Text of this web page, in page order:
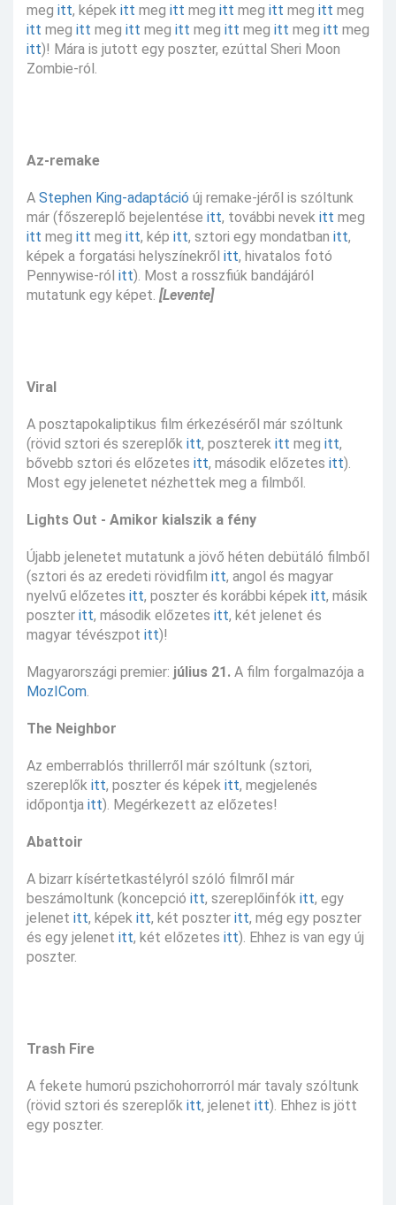
meg itt, képek itt meg itt meg itt meg itt meg itt meg
itt meg itt meg itt meg itt meg itt meg itt meg itt meg
itt)! Mára is jutott egy poszter, ezúttal Sheri Moon
Zombie-ról.
Az-remake
A Stephen King-adaptáció új remake-jéről is szóltunk
már (főszereplő bejelentése itt, további nevek itt meg
itt meg itt meg itt, kép itt, sztori egy mondatban itt,
képek a forgatási helyszínekről itt, hivatalos fotó
Pennywise-ról itt). Most a rosszfiúk bandájáról
mutatunk egy képet. [Levente]
Viral
A posztapokaliptikus film érkezéséről már szóltunk
(rövid sztori és szereplők itt, poszterek itt meg itt,
bővebb sztori és előzetes itt, második előzetes itt).
Most egy jelenetet nézhettek meg a filmből.
Lights Out - Amikor kialszik a fény
Újabb jelenetet mutatunk a jövő héten debütáló filmből
(sztori és az eredeti rövidfilm itt, angol és magyar
nyelvű előzetes itt, poszter és korábbi képek itt, másik
poszter itt, második előzetes itt, két jelenet és
magyar tévészpot itt)!
Magyarországi premier: július 21. A film forgalmazója a
MozICom.
The Neighbor
Az emberrablós thrillerről már szóltunk (sztori,
szereplők itt, poszter és képek itt, megjelenés
időpontja itt). Megérkezett az előzetes!
Abattoir
A bizarr kísértetkastélyról szóló filmről már
beszámoltunk (koncepció itt, szereplőinfók itt, egy
jelenet itt, képek itt, két poszter itt, még egy poszter
és egy jelenet itt, két előzetes itt). Ehhez is van egy új
poszter.
Trash Fire
A fekete humorú pszichohorrorról már tavaly szóltunk
(rövid sztori és szereplők itt, jelenet itt). Ehhez is jött
egy poszter.